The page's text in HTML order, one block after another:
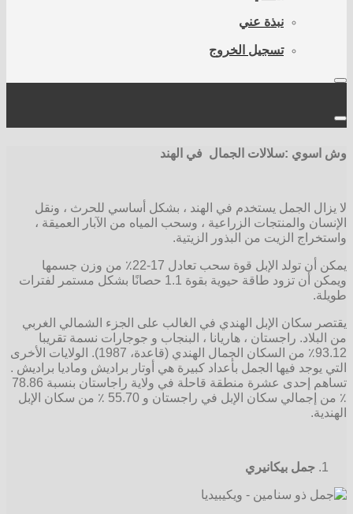
نبذة عني
تسجيل الخروج
وش اسوي :سلالات الجمال في الهند
لا يزال الجمل يستخدم في الهند ، بشكل أساسي للحرث ، ونقل
الإنسان والمنتجات الزراعية ، وسحب المياه من الآبار العميقة ،
واستخراج الزيت من البذور الزيتية.
يمكن أن تولد الإبل قوة سحب تعادل 17-22٪ من وزن جسمها
ويمكن أن تزود طاقة حيوية بقوة 1.1 حصانًا بشكل مستمر لفترات
طويلة.
يقتصر سكان الإبل الهندي في الغالب على الجزء الشمالي الغربي
من البلاد. راجستان ، هاريانا ، البنجاب و جوجارات نسمة تقريبا
93.12٪ من السكان الجمال الهندي (قاعدة، 1987). الولايات الأخرى
التي يوجد فيها الجمل بأعداد كبيرة هي أوتار براديش وماديا براديش .
تساهم إحدى عشرة منطقة قاحلة في ولاية راجاستان بنسبة 78.86
٪ من إجمالي سكان الإبل في راجستان و 55.70 ٪ من سكان الإبل
الهندية.
جمل بيكانيري